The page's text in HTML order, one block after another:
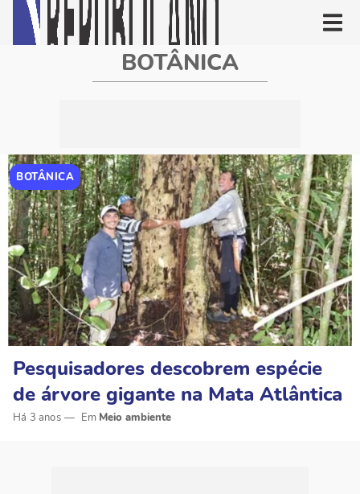
BOTÂNICA
BOTÂNICA
Pesquisadores descobrem espécie
de árvore gigante na Mata Atlântica
Há 3 anos Meio ambiente